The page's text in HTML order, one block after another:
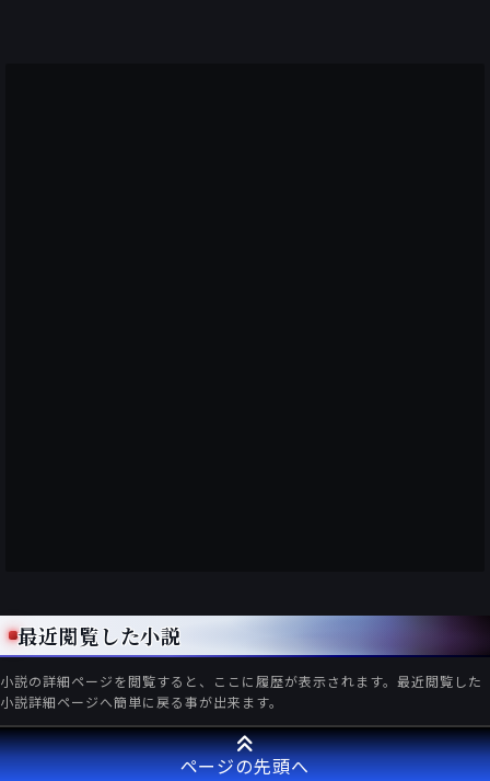
最近閲覧した小説
小説の詳細ページを閲覧すると、ここに履歴が表示されます。最近閲覧した
小説詳細ページへ簡単に戻る事が出来ます。
ページの先頭へ